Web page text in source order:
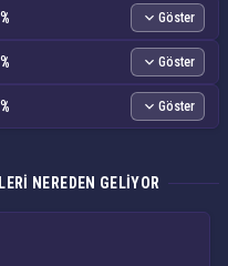
Göster
Göster
Göster
NEREDEN GELIYOR